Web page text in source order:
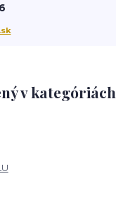
v kategóriách